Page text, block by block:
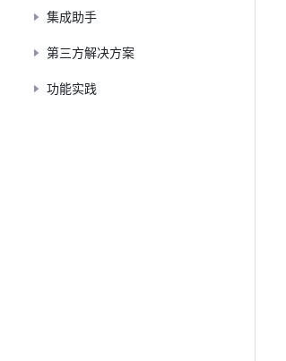
集成助手
第三方解决方案
功能实践